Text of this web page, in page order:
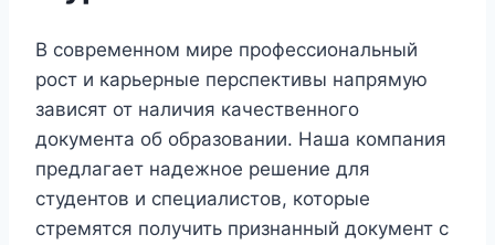
В современном мире профессиональный
рост и карьерные перспективы напрямую
зависят от наличия качественного
документа об образовании. Наша компания
предлагает надежное решение для
студентов и специалистов, которые
стремятся получить признанный документ с